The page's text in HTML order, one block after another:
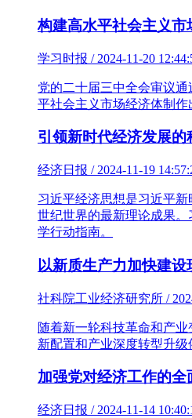
构建高水平社会主义市
学习时报 / 2024-11-20
党的二十届三中全会审议
平社会主义市场经济体制作
引领新时代经济发展的
经济日报 / 2024-11-19
习近平经济思想是习近平
世纪世界的最新理论成果
学行动指南。
以新质生产力加快建
社科院工业经济研究所 /
随着新一轮科技革命和产
新配置和产业深度转型升
加强党对经济工作的全
经济日报 / 2024-11-14